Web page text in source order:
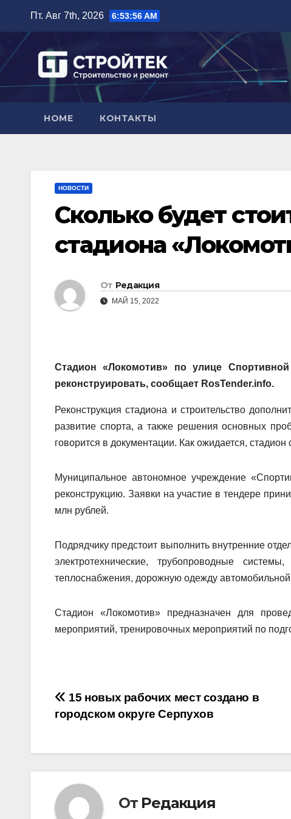
содержимому
Пт. Авг 7th, 2026 6:53:57 AM
HOME КОНТАКТЫ
НОВОСТИ
Сколько будет
стадиона
От Редакция
МАЙ 15, 2022
Стадион «Локомотив» по улице
реконструировать, сообщает RosTender.info.
Реконструкция стадиона и строительство
развитие спорта, а также решения основных
говорится в документации. Как ожидается,
Муниципальное автономное учреждение
реконструкцию. Заявки на участие в тендере
млн рублей.
Подрядчику предстоит выполнить внутренние
электротехнические, трубопроводные
теплоснабжения, дорожную одежду автомобильной
Стадион «Локомотив» предназначен для
мероприятий, тренировочных мероприятий по
Навигация
по
записям
15 новых рабочих мест создано в
городском округе Серпухов
От Редакция